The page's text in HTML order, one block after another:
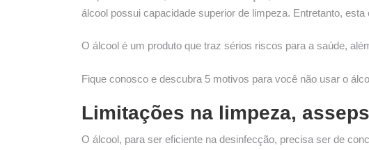
álcool possui capacidade superior de limpeza. Entretanto,
O álcool é um produto que traz sérios riscos para a saúde,
Fique conosco e descubra 5 motivos para você não usar o
Limitações na limpeza,
O álcool, para ser eficiente na desinfecção, precisa ser de